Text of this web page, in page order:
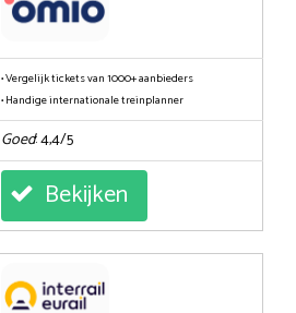
• Vergelijk tickets van 1000+ aanbieders
• Handige internationale treinplanner
Goed: 4,4/5
Bekijken